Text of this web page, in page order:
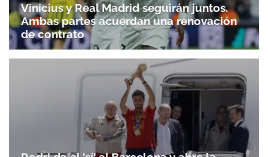
Vinicius y Real Madrid seguirán juntos.
Ambas partes acuerdan una renovación
de contrato